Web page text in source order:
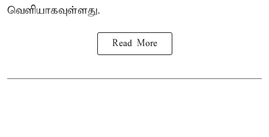
வெளியாகவுள்ளது.
Read More